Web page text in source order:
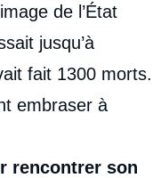
de l’État
jusqu’à
fait 1300 morts.
embraser à
rencontrer son